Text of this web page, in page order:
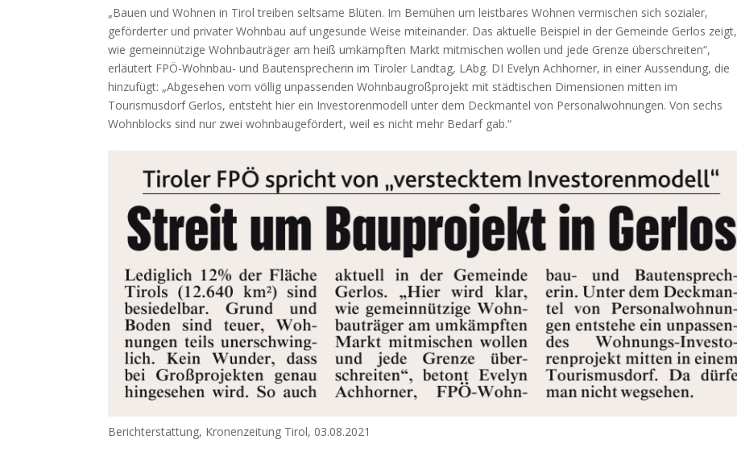
„Bauen und Wohnen in Tirol treiben seltsame Blüten. Im Bemühen um leistbares Wohnen vermischen sich sozialer,
geförderter und privater Wohnbau auf ungesunde Weise miteinander. Das aktuelle Beispiel in der Gemeinde Gerlos zeigt,
wie gemeinnützige Wohnbauträger am heiß umkämpften Markt mitmischen wollen und jede Grenze überschreiten“,
erläutert FPÖ-Wohnbau- und Bautensprecherin im Tiroler Landtag, LAbg. DI Evelyn Achhorner, in einer Aussendung, die
hinzufügt: „Abgesehen vom völlig unpassenden Wohnbaugroßprojekt mit städtischen Dimensionen mitten im
Tourismusdorf Gerlos, entsteht hier ein Investorenmodell unter dem Deckmantel von Personalwohnungen. Von sechs
Wohnblocks sind nur zwei wohnbaugefördert, weil es nicht mehr Bedarf gab.“
Berichterstattung, Kronenzeitung Tirol, 03.08.2021